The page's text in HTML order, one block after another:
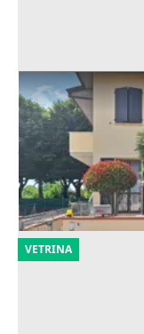
Asta Quota di
pertinenze
Sant'Agata sul
Offerta minima
30.375 €
15/09/2026
VETRINA